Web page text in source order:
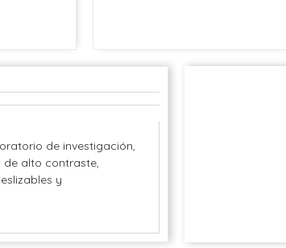
de investigación,
de alto contraste,
y